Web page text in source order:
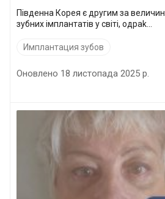
Південна Корея є другим за
зубних імплантатів у світі, одраk...
Имплантация зубов
Оновлено 18 листопада 2025 р.